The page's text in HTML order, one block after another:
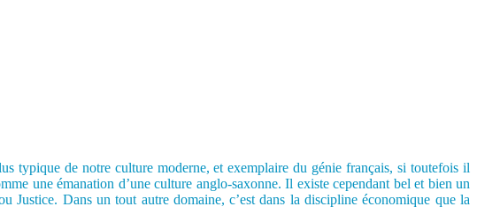
typique de notre culture moderne, et exemplaire du génie français, si toutefois il
une émanation d’une culture anglo-saxonne. Il existe cependant bel et bien un
Justice. Dans un tout autre domaine, c’est dans la discipline économique que la